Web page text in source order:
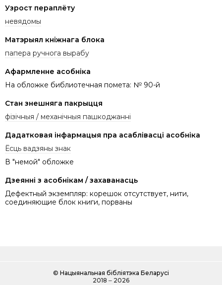
Узрост пераплёту
невядомы
Матэрыял кніжнага блока
папера ручнога вырабу
Афармленне асобніка
На обложке библиотечная помета: № 90-й
Стан знешняга пакрыцця
фізічныя / механічныя пашкоджанні
Дадатковая інфармацыя пра асаблівасці асобніка
Ёсць вадзяны знак
В "немой" обложке
Дзеянні з асобнікам / захаванасць
Дефектный экземпляр: корешок отсутствует, нити,
соединяющие блок книги, порваны
© Нацыянальная бібліятэка Беларусі
2018 ‒ 2026